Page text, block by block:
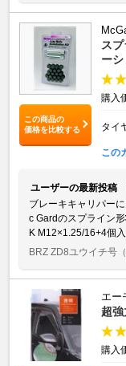
この商品の
価格を比較する
ス
ー
購入
タイ
この
ユーザーの最新投稿
ブレーキキャリパー
c Gardのスプライン
K M12×1.25/16+4個入
BRZ ZD8ユウイチ号
エー
超
購入